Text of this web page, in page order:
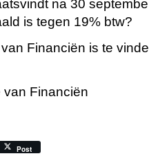
na 30
is tegen 19% btw?
Financiën is te
van Financiën
Post